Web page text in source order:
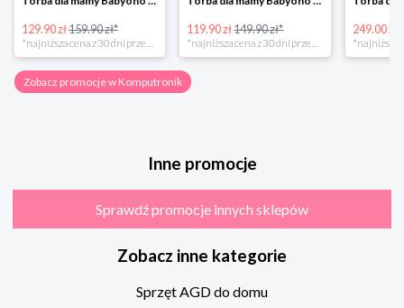
129.90 zł159.90 zł* 119.90 zł149.90 zł* 249.00 zł
Zobacz promocje w Komputronik
Inne promocje
Sprawdź promocje innych sklepów
Zobacz inne kategorie
Sprzęt AGD do domu